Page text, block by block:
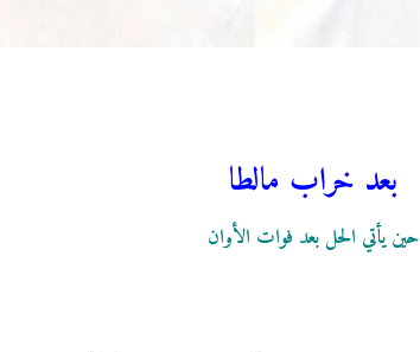
بعد خراب مالطا
حين يأتي الحل بعد فوات الأوان